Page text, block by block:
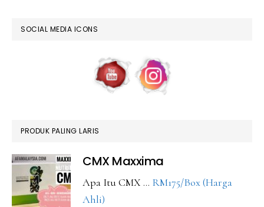
SOCIAL MEDIA ICONS
PRODUK PALING LARIS
CMX Maxxima
Apa Itu CMX … RM175/Box (Harga
Ahli)